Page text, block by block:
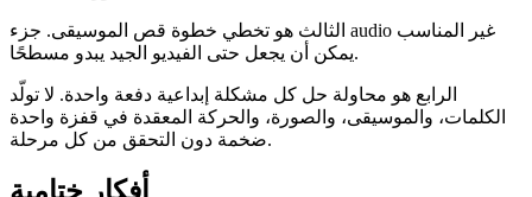
الثالث هو تخطي خطوة قص الموسيقى. جزء audio غير المناسب
يمكن أن يجعل حتى الفيديو الجيد يبدو مسطحًا.
الرابع هو محاولة حل كل مشكلة إبداعية دفعة واحدة. لا تولّد
الكلمات، والموسيقى، والصورة، والحركة المعقدة في قفزة واحدة
ضخمة دون التحقق من كل مرحلة.